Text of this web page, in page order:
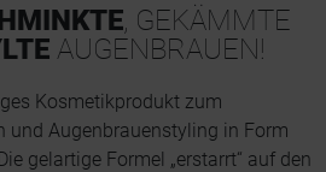
, GEKÄMMTE
AUGENBRAUEN!
Kosmetikprodukt zum
und Augenbrauenstyling in Form
gelartige Formel „erstarrt“ auf den